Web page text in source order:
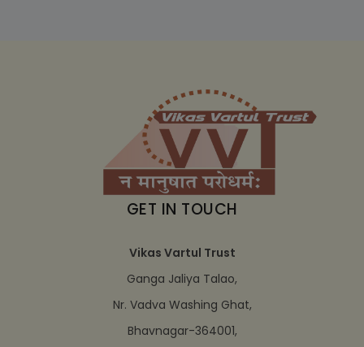
GET IN TOUCH
Vikas Vartul Trust
Ganga Jaliya Talao,
Nr. Vadva Washing Ghat,
Bhavnagar-364001,